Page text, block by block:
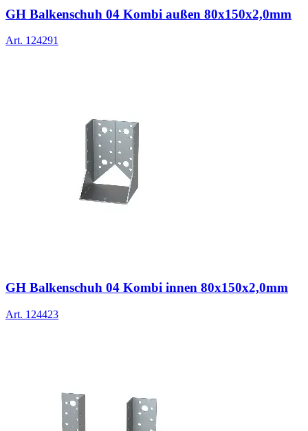
GH Balkenschuh 04 Kombi außen 80x150x2,0mm
Art. 124291
GH Balkenschuh 04 Kombi innen 80x150x2,0mm
Art. 124423